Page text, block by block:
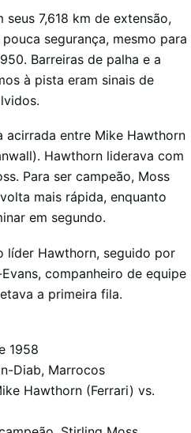
7,618 km de extensão,
segurança, mesmo para
Barreiras de palha e a
à pista eram sinais de
entre Mike Hawthorn
Hawthorn liderava com
Para ser campeão, Moss
mais rápida, enquanto
em segundo.
líder Hawthorn, seguido por
companheiro de equipe
a primeira fila.
1958
Diab, Marrocos
Hawthorn (Ferrari) vs.